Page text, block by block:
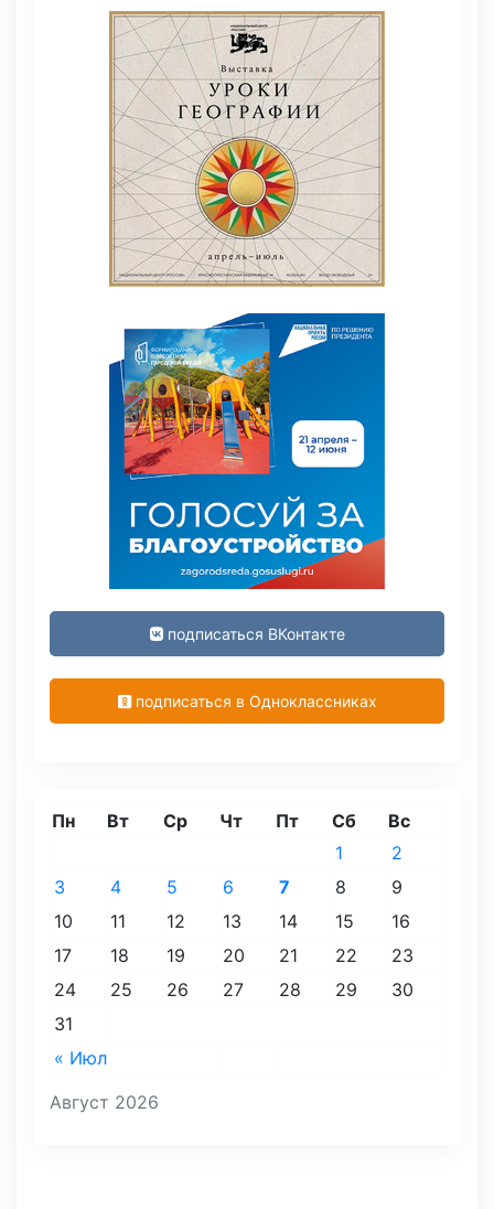
подписаться ВКонтакте
подписаться в Одноклассниках
Август 2026
Пн Вт Ср Чт Пт Сб Вс
« Июл
1
2
3
4 5 6 7 8
9
10
11 12 13 14 15
16
17
18 19 20 21 22
23
24
25 26 27 28 29
30
31